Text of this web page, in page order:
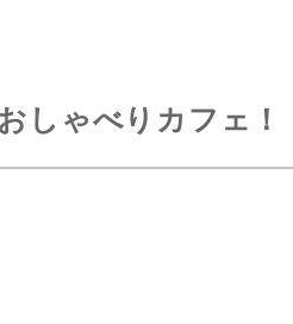
しゃべりカフェ！